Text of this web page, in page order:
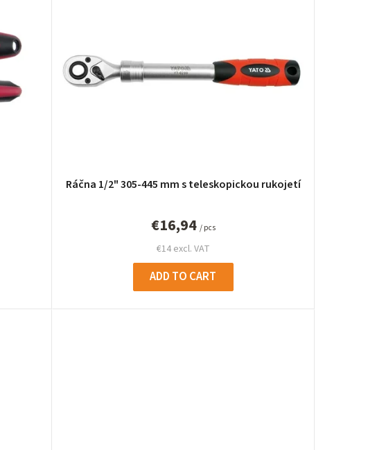
c
t
t
i
n
g
Ráčna 1/2" 305-445 mm s teleskopickou rukojetí
€14 excl. VAT
€16,94 / pcs
ADD TO CART